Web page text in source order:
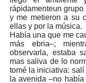
rápidamenteun
y me metieron a su
ellas y por la música.
Había una que me
más ebria–;
observarla, estaba
mas saliva de lo
tomé la iniciativa:
la avenida –no